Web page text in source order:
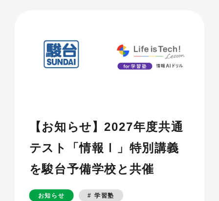
【お知らせ】2027年度共通
テスト「情報Ⅰ」特別講義
を駿台予備学校と共催
お知らせ # 学習塾